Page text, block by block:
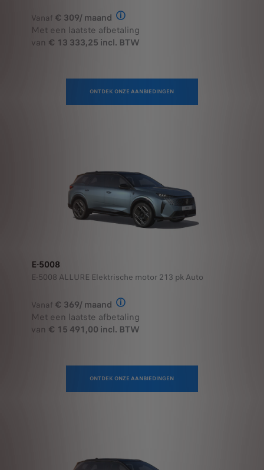
€ 309/ maand
Illustratief voorbeeld van het
Met een laatste afbetaling
van € 13 333,25 incl. BTW
E-5008
E-5008 ALLURE Elektrische motor 213 pk Auto
€ 369/ maand
Illustratief voorbeeld van het
Met een laatste afbetaling
van € 15 491,00 incl. BTW